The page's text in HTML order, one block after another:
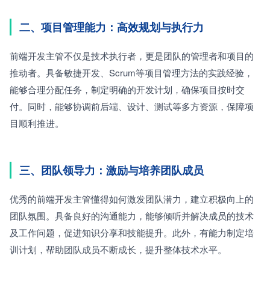
二、项目管理能力：高效规划与执行力
前端开发主管不仅是技术执行者，更是团队的管理者和项目的
推动者。具备敏捷开发、Scrum等项目管理方法的实践经验，
能够合理分配任务，制定明确的开发计划，确保项目按时交
付。同时，能够协调前后端、设计、测试等多方资源，保障项
目顺利推进。
三、团队领导力：激励与培养团队成员
优秀的前端开发主管懂得如何激发团队潜力，建立积极向上的
团队氛围。具备良好的沟通能力，能够倾听并解决成员的技术
及工作问题，促进知识分享和技能提升。此外，有能力制定培
训计划，帮助团队成员不断成长，提升整体技术水平。